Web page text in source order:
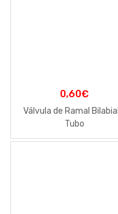
0,60€
Válvula de Ramal
Tubo